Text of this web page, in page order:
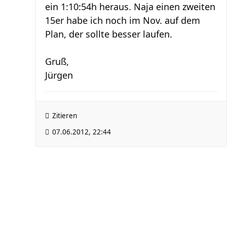
ein 1:10:54h heraus. Naja einen zweiten
15er habe ich noch im Nov. auf dem
Plan, der sollte besser laufen.
Gruß,
Jürgen
Zitieren
07.06.2012, 22:44